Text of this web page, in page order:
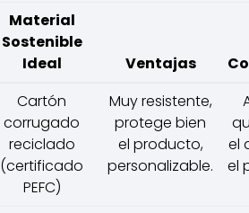
Material
Sostenible
Ideal
Ventajas
Cartón
corrugado
reciclado
(certificado
PEFC)
Muy resistente,
protege bien
el producto,
personalizable.
el
el